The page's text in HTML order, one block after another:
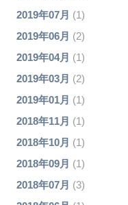
2019年07月 (1)
2019年06月 (2)
2019年04月 (1)
2019年03月 (2)
2019年01月 (1)
2018年11月 (1)
2018年10月 (1)
2018年09月 (1)
2018年07月 (3)